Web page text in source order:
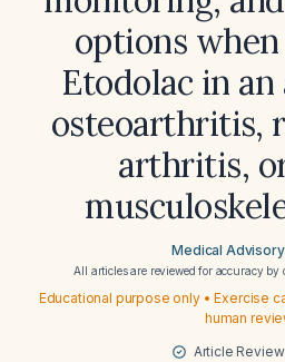
options
Etodolac in
osteoarthritis,
arthritis,
Medical
All articles are reviewed for accuracy by
Educational purpose only • Exercise
human
Article